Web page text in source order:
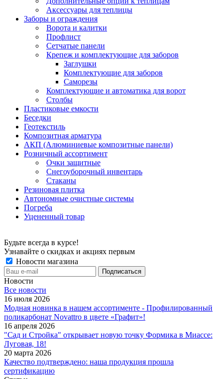
Аксессуары для теплицы
Заборы и ограждения
Ворота и калитки
Профлист
Сетчатые панели
Крепеж и комплектующие для заборов
Заглушки
Комплектующие для заборов
Саморезы
Комплектующие и автоматика для ворот
Столбы
Пластиковые емкости
Беседки
Геотекстиль
Композитная арматура
АКП (Алюминиевые композитные панели)
Розничный ассортимент
Очки защитные
Снегоуборочный инвентарь
Стаканы
Резиновая плитка
Автономные очистные системы
Погреба
Уцененный товар
Будьте всегда в курсе!
Узнавайте о скидках и акциях первым
Новости магазина
Новости
Все новости
16 июля 2026
Модная новинка в нашем ассортименте - Профилированный
поликарбонат Novattro в цвете «Графит»!
16 апреля 2026
"Сад и Стройка" открывает новую точку Формика в Миассе:
Луговая, 18!
20 марта 2026
Качество подтверждено: наша продукция прошла
сертификацию